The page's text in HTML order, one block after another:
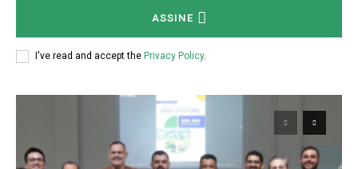
ASSINE
I've read and accept the Privacy Policy.